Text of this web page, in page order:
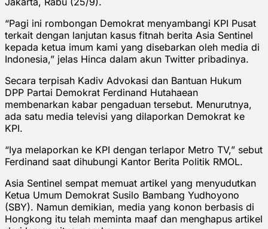
“Pagi ini rombongan Demokrat menyambangi KPI Pusat
terkait dengan lanjutan kasus fitnah berita Asia Sentinel
kepada ketua imum kami yang disebarkan oleh media di
Indonesia,” jelas Hinca dalam akun Twitter pribadinya.
Secara terpisah Kadiv Advokasi dan Bantuan Hukum
DPP Partai Demokrat Ferdinand Hutahaean
membenarkan kabar pengaduan tersebut. Menurutnya,
ada satu media televisi yang dilaporkan Demokrat ke
KPI.
“Iya melaporkan ke KPI dengan terlapor Metro TV,” sebut
Ferdinand saat dihubungi Kantor Berita Politik RMOL.
Asia Sentinel sempat memuat artikel yang menyudutkan
Ketua Umum Demokrat Susilo Bambang Yudhoyono
(SBY). Namun demikian, media yang konon berbasis di
Hongkong itu telah meminta maaf dan menghapus artikel